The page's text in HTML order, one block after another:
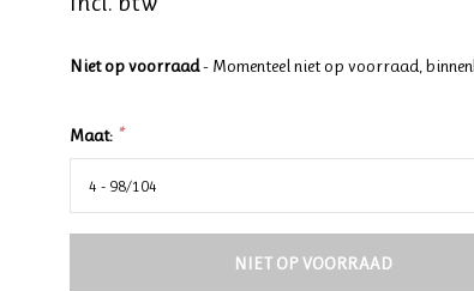
Niet op voorraad- Momenteel niet op voorraad,
Maat: *
NIET OP VOORRAAD